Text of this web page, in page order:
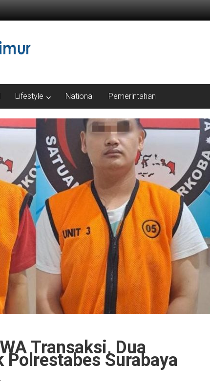
Lifestyle National Pemerintahan
Transaksi, Dua
Polrestabes Surabaya